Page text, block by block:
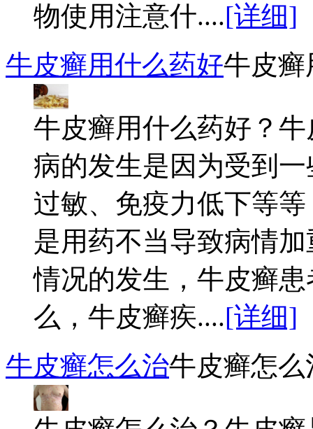
物使用注意什....[详细]
牛皮癣用什么药好牛皮癣
牛皮癣用什么药好？
病的发生是因为受到
过敏、免疫力低下等
是用药不当导致病情
情况的发生，牛皮癣
么，牛皮癣疾....[详细]
牛皮癣怎么治牛皮癣怎么